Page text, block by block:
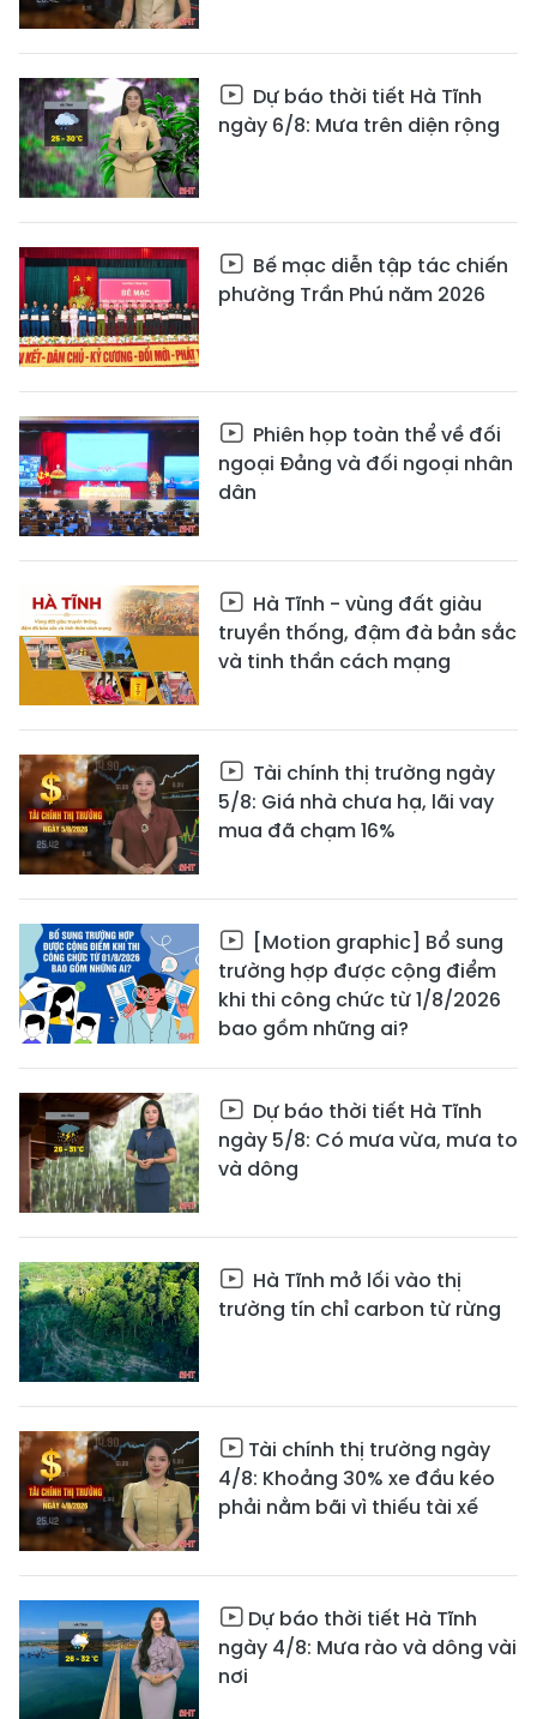
Dự báo thời tiết Hà Tĩnh
ngày 6/8: Mưa trên diện rộng
Bế mạc diễn tập tác chiến
phường Trần Phú năm 2026
Phiên họp toàn thể về đối
ngoại Đảng và đối ngoại nhân
dân
Hà Tĩnh - vùng đất giàu
truyền thống, đậm đà bản sắc
và tinh thần cách mạng
Tài chính thị trường ngày
5/8: Giá nhà chưa hạ, lãi vay
mua đã chạm 16%
[Motion graphic] Bổ sung
trường hợp được cộng điểm
khi thi công chức từ 1/8/2026
bao gồm những ai?
Dự báo thời tiết Hà Tĩnh
ngày 5/8: Có mưa vừa, mưa to
và dông
Hà Tĩnh mở lối vào thị
trường tín chỉ carbon từ rừng
Tài chính thị trường ngày
4/8: Khoảng 30% xe đầu kéo
phải nằm bãi vì thiếu tài xế
Dự báo thời tiết Hà Tĩnh
ngày 4/8: Mưa rào và dông vài
nơi